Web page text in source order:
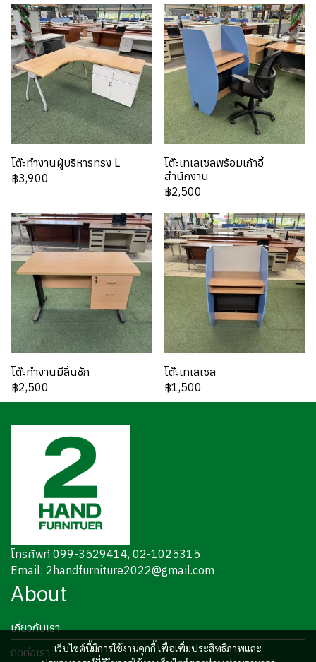
โต๊ะทำงานผู้บริหารทรง L
฿3,900
โต๊ะเทเลเซลพร้อมเก้าอี้
สำนักงาน
฿2,500
โต๊ะทำงานมีลิ้นชัก
฿2,500
โต๊ะเทเลเซล
฿1,500
เว็บไซต์นี้มีการใช้งานคุกกี้ เพื่อเพิ่มประสิทธิภาพและ
โทรศัพท์ 099-3529414, 02-1025315
Email: 2handfurniture2022@gmail.com
About
เกี่ยวกับเรา
ติดต่อเรา